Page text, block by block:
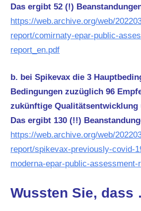
Das ergibt 52 (!)
https://web.archive.org/web/
report/comirnaty-epar-public-
report_en.pdf
b. bei Spikevax die 3
Bedingungen zuzüglich 96
zukünftige
Das ergibt 130 (!!)
https://web.archive.org/web/
report/spikevax-previously-covid-
moderna-epar-public-assessment-
Wussten Sie, dass